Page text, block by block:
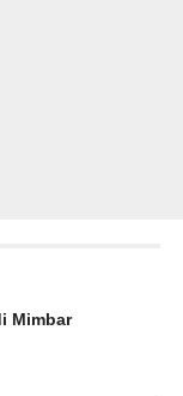
Mimbar